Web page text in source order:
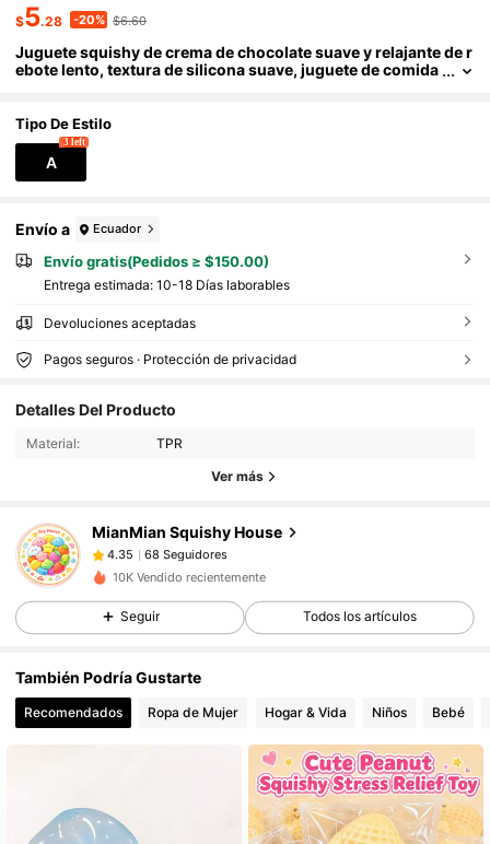
$5.28 -20% $6.60
Juguete squishy de crema de chocolate suave y relajante de r
ebote lento, textura de silicona suave, juguete de comida
y lindo para apretar, juguete realista para apretar
Tipo De Estilo
A
3 left
Envío a Ecuador
Envío gratis(Pedidos ≥ $150.00)
Entrega estimada: 10-18 Días laborables
Devoluciones aceptadas
Pagos seguros · Protección de privacidad
Detalles Del Producto
Material: TPR
Ver más
MianMian Squishy House
4.35 68 Seguidores
4.35
68 Seguidores
c***1 seguidoHace 1 día
4.35
68 Seguidores
4.35 68 Seguidores
4.35 68 Seguidores
4.35 68 Seguidores
10K Vendido recientemente
Seguir Todos los artículos
También Podría Gustarte
Recomendados Ropa de Mujer Hogar & Vida Niños Bebé